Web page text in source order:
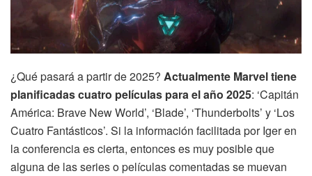
¿Qué pasará a partir de 2025? Actualmente Marvel tiene
planificadas cuatro películas para el año 2025: ‘Capitán
América: Brave New World’, ‘Blade’, ‘Thunderbolts’ y ‘Los
Cuatro Fantásticos’. Si la información facilitada por Iger en
la conferencia es cierta, entonces es muy posible que
alguna de las series o películas comentadas se muevan